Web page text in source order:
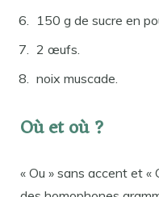
150 g de sucre en
2 œufs.
noix muscade.
Où et où ?
« Ou » sans accent et